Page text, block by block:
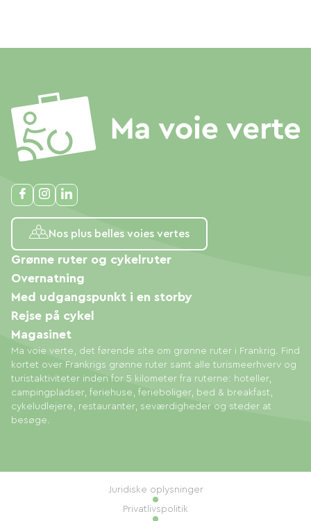
Nos plus belles voies vertes
Ma voie verte, det førende site om grønne ruter i Frankrig. Find
kortet over Frankrigs grønne ruter samt alle turismeerhverv og
turistaktiviteter inden for 5 kilometer fra ruterne: hoteller,
campingpladser, feriehuse, ferieboliger, bed & breakfast,
cykeludlejere, restauranter, seværdigheder og steder at
besøge.
Grønne ruter og cykelruter
Overnatning
Med udgangspunkt i en storby
Rejse på cykel
Magasinet
Juridiske oplysninger
Privatlivspolitik